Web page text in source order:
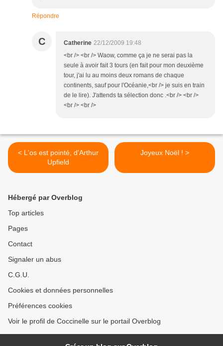
Répondre
C Catherine 22/12/2009 19:48
<br /> <br /> Waow, comme ça je ne serai pas la
seule à avoir fait 3 tours (en fait pour mon deuxième
tour, j'ai lu au moins deux romans de chaque
continents, sauf pour l'Océanie,<br /> je suis en train
de le lire). J'attends ta sélection donc .<br /> <br />
<br /> <br />
< L'os est pointé, d'Arthur
Upfield
Joyeux Noël ! >
Hébergé par Overblog
Top articles
Pages
Contact
Signaler un abus
C.G.U.
Cookies et données personnelles
Préférences cookies
Voir le profil de Coccinelle sur le portail Overblog